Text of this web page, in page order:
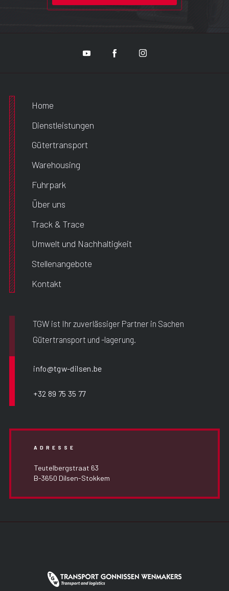
Home
Dienstleistungen
Gütertransport
Warehousing
Fuhrpark
Über uns
Track & Trace
Umwelt und Nachhaltigkeit
Stellenangebote
Kontakt
TGW ist Ihr zuverlässiger Partner in Sachen
Gütertransport und -lagerung.
info@tgw-dilsen.be
+32 89 75 35 77
ADRESSE
Teutelbergstraat 63
B-3650 Dilsen-Stokkem